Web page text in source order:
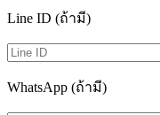
Line ID (ถ้ามี)
WhatsApp (ถ้ามี)